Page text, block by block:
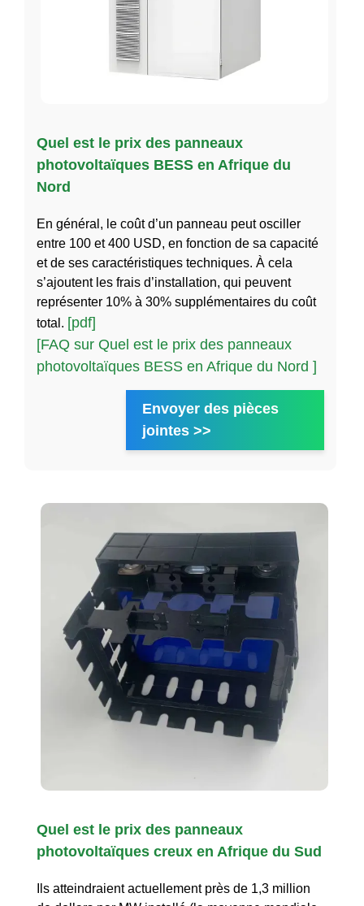
Quel est le prix des panneaux
photovoltaïques BESS en Afrique du
Nord
En général, le coût d’un panneau peut osciller
entre 100 et 400 USD, en fonction de sa capacité
et de ses caractéristiques techniques. À cela
s’ajoutent les frais d’installation, qui peuvent
représenter 10% à 30% supplémentaires du coût
total. [pdf]
[FAQ sur Quel est le prix des panneaux
photovoltaïques BESS en Afrique du Nord ]
Envoyer des pièces
jointes >>
Quel est le prix des panneaux
photovoltaïques creux en Afrique du Sud
Ils atteindraient actuellement près de 1,3 million